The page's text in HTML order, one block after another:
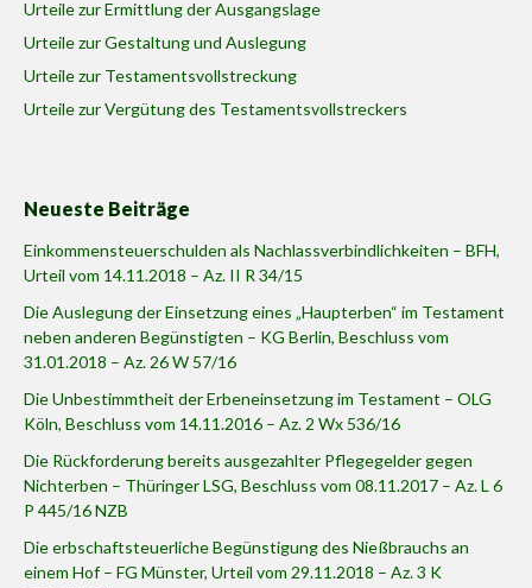
Urteile zur Ermittlung der Ausgangslage
Urteile zur Gestaltung und Auslegung
Urteile zur Testamentsvollstreckung
Urteile zur Vergütung des Testamentsvollstreckers
Neueste Beiträge
Einkommensteuerschulden als Nachlassverbindlichkeiten – BFH,
Urteil vom 14.11.2018 – Az. II R 34/15
Die Auslegung der Einsetzung eines „Haupterben“ im Testament
neben anderen Begünstigten – KG Berlin, Beschluss vom
31.01.2018 – Az. 26 W 57/16
Die Unbestimmtheit der Erbeneinsetzung im Testament – OLG
Köln, Beschluss vom 14.11.2016 – Az. 2 Wx 536/16
Die Rückforderung bereits ausgezahlter Pflegegelder gegen
Nichterben – Thüringer LSG, Beschluss vom 08.11.2017 – Az. L 6
P 445/16 NZB
Die erbschaftsteuerliche Begünstigung des Nießbrauchs an
einem Hof – FG Münster, Urteil vom 29.11.2018 – Az. 3 K